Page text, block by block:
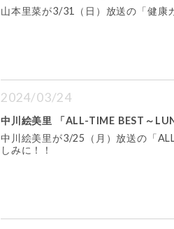
山本里菜が3/31（日）放送の「健康
2024/03/24
中川絵美里 「ALL-TIME BEST～
中川絵美里が3/25（月）放送の「
しみに！！